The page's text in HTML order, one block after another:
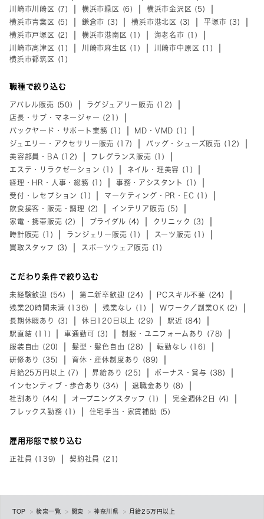
川崎市川崎区 (7)
横浜市緑区 (6)
横浜市金沢区 (5)
横浜市青葉区 (5)
鎌倉市 (3) 横浜市港北区 (3)
平塚市 (3)
横浜市戸塚区 (2)
横浜市港南区 (1)
海老名市 (1)
川崎市高津区 (1)
川崎市麻生区 (1)
川崎市中原区 (1)
横浜市都筑区 (1)
職種で絞り込む
アパレル販売 (50)
ラグジュアリー販売 (12)
店長・サブ・マネージャー (21)
バックヤード・サポート業務 (1)
MD・VMD (1)
ジュエリー・アクセサリー販売 (17)
バッグ・シューズ販売 (12)
美容部員・BA (12)
フレグランス販売 (1)
エステ・リラクゼーション (1)
ネイル・理美容 (1)
経理・HR・人事・総務 (1)
事務・アシスタント (1)
受付・レセプション (1)
マーケティング・PR・EC (1)
飲食接客・販売・調理 (2)
インテリア販売 (5)
家電・携帯販売 (2)
ブライダル (4)
クリニック (3)
時計販売 (1)
ランジェリー販売 (1)
スーツ販売 (1)
買取スタッフ (3)
スポーツウェア販売 (1)
こだわり条件で絞り込む
未経験歓迎 (54) 第二新卒歓迎 (24)
PCスキル不要 (24)
残業20時間未満 (136)
残業なし (1)
Wワーク／副業OK (2)
長期休暇あり (3)
休日120日以上 (29)
駅近 (84)
駅直結 (11)
車通勤可 (3)
制服・ユニフォームあり (78)
服装自由 (20)
髪型・髪色自由 (28)
転勤なし (16)
研修あり (35)
育休・産休制度あり (89)
月給25万円以上 (7)
昇給あり (25)
ボーナス・賞与 (38)
インセンティブ・歩合あり (34)
退職金あり (8)
社割あり (44)
オープニングスタッフ (1)
完全週休2日 (4)
フレックス勤務 (1)
住宅手当・家賃補助 (5)
雇用形態で絞り込む
正社員 (139) 契約社員 (21)
TOP 検索一覧 関東 神奈川県 月給25万円以上